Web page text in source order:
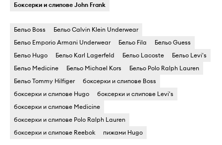
Боксерки и слипове John Frank
Бельо Boss
Бельо Calvin Klein Underwear
Бельо Emporio Armani Underwear
Бельо Fila
Бельо Guess
Бельо Hugo
Бельо Karl Lagerfeld Бельо Lacoste
Бельо Levi's
Бельо Medicine
Бельо Michael Kors
Бельо Polo Ralph Lauren
Бельо Tommy Hilfiger
боксерки и слипове Boss
боксерки и слипове Hugo
боксерки и слипове Levi's
боксерки и слипове Medicine
боксерки и слипове Polo Ralph Lauren
боксерки и слипове Reebok
пижами Hugo